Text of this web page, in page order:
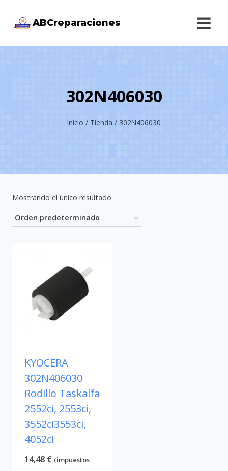
ABCreparaciones
302N406030
Inicio / Tienda / 302N406030
Mostrando el único resultado
KYOCERA
302N406030
Rodillo Taskalfa
2552ci, 2553ci,
3552ci3553ci,
4052ci
14,48 € (impuestos